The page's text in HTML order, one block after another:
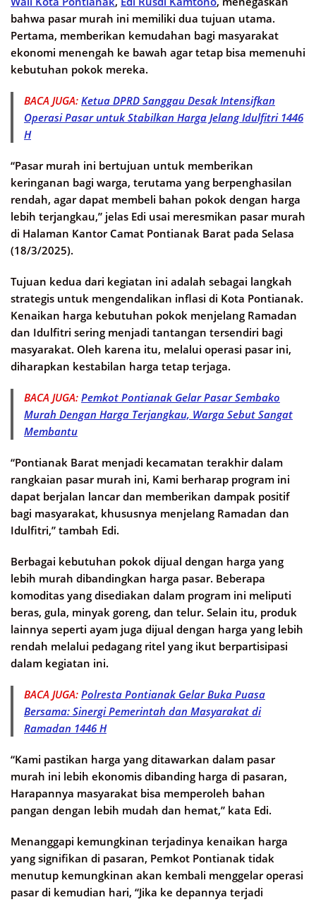
bahwa pasar murah ini memiliki dua tujuan utama.
Pertama, memberikan kemudahan bagi masyarakat
ekonomi menengah ke bawah agar tetap bisa memenuhi
kebutuhan pokok mereka.
BACA JUGA: Ketua DPRD Sanggau Desak Intensifkan
Operasi Pasar untuk Stabilkan Harga Jelang Idulfitri 1446
H
“Pasar murah ini bertujuan untuk memberikan
keringanan bagi warga, terutama yang berpenghasilan
rendah, agar dapat membeli bahan pokok dengan harga
lebih terjangkau,” jelas Edi usai meresmikan pasar murah
di Halaman Kantor Camat Pontianak Barat pada Selasa
(18/3/2025).
Tujuan kedua dari kegiatan ini adalah sebagai langkah
strategis untuk mengendalikan inflasi di Kota Pontianak.
Kenaikan harga kebutuhan pokok menjelang Ramadan
dan Idulfitri sering menjadi tantangan tersendiri bagi
masyarakat. Oleh karena itu, melalui operasi pasar ini,
diharapkan kestabilan harga tetap terjaga.
BACA JUGA: Pemkot Pontianak Gelar Pasar Sembako
Murah Dengan Harga Terjangkau, Warga Sebut Sangat
Membantu
“Pontianak Barat menjadi kecamatan terakhir dalam
rangkaian pasar murah ini, Kami berharap program ini
dapat berjalan lancar dan memberikan dampak positif
bagi masyarakat, khususnya menjelang Ramadan dan
Idulfitri,” tambah Edi.
Berbagai kebutuhan pokok dijual dengan harga yang
lebih murah dibandingkan harga pasar. Beberapa
komoditas yang disediakan dalam program ini meliputi
beras, gula, minyak goreng, dan telur. Selain itu, produk
lainnya seperti ayam juga dijual dengan harga yang lebih
rendah melalui pedagang ritel yang ikut berpartisipasi
dalam kegiatan ini.
BACA JUGA: Polresta Pontianak Gelar Buka Puasa
Bersama: Sinergi Pemerintah dan Masyarakat di
Ramadan 1446 H
“Kami pastikan harga yang ditawarkan dalam pasar
murah ini lebih ekonomis dibanding harga di pasaran,
Harapannya masyarakat bisa memperoleh bahan
pangan dengan lebih mudah dan hemat,” kata Edi.
Menanggapi kemungkinan terjadinya kenaikan harga
yang signifikan di pasaran, Pemkot Pontianak tidak
menutup kemungkinan akan kembali menggelar operasi
pasar di kemudian hari, “Jika ke depannya terjadi